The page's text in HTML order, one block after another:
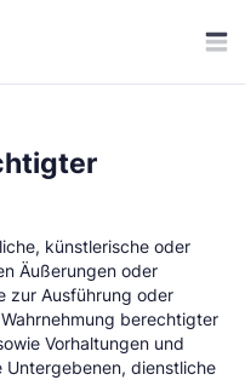
künstlerische oder
Äußerungen oder
zur Ausführung oder
berechtigter
Vorhaltungen und
Untergebenen, dienstliche